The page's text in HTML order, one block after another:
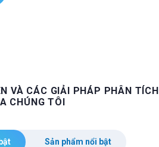
VÀ CÁC GIẢI PHÁP PHÂN TÍCH
CHÚNG TÔI
Sản phẩm nổi bật